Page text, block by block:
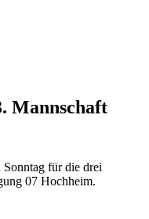
Mannschaft
Sonntag für die drei
07 Hochheim.